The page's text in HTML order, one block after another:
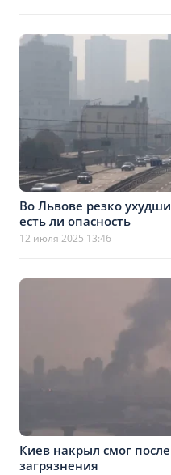
Во Львове резко
есть ли опасность
12 июля 2025 13:46
Киев накрыл смог
загрязнения